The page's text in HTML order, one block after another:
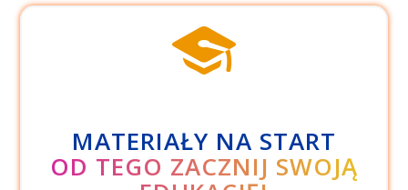
MATERIAŁY NA START
OD TEGO ZACZNIJ SWOJĄ